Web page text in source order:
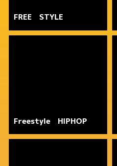
FREE STYLE
Freestyle HIPHOP